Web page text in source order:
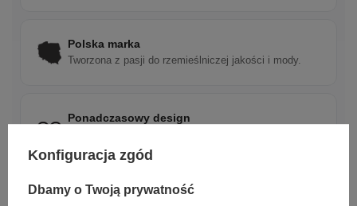
Polska marka
Tworzona z pasji do rzemieślniczej jakości i mody.
Ponadczasowy design
Szybka wysyłka
Konfiguracja zgód
Dbamy o Twoją prywatność